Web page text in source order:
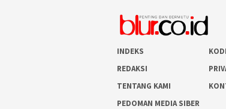
INDEKS
REDAKSI
TENTANG KAMI
PEDOMAN MEDIA SIBER